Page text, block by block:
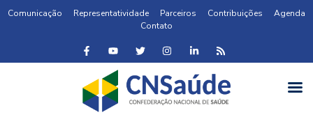
Comunicação Representatividade Parceiros Contribuições
Agenda
Contato